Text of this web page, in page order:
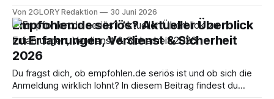
ausschließlich CE-zertifizierten Markenfillern und drittens an
einem ergebnisoffenen Beratungsgespräch. Der Markt ist
unübersichtlich geworden. Kosmetikstudios, mobile
Anbieter und Praxen werben mit Lockpreisen, während
Von 2GLORY Redaktion 30 Juni 2026
Empfohlen.de seriös? Aktueller Überblick
zu Erfahrungen, Verdienst & Sicherheit
2026
Du fragst dich, ob empfohlen.de seriös ist und ob sich die
Anmeldung wirklich lohnt? In diesem Beitrag findest du